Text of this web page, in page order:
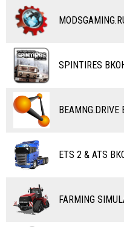
ДРУГИЕ МОДЫ
ДРУГИЕ МОДЫ
МОТОЦИКЛЫ
ВЕЛОСИПЕДЫ
ТАНКИ
ПОЕЗДА
ВОДНЫЙ ТРАНСПОРТ
САМОЛЕТЫ
RC ТРАНСПОРТ
КАРТЫ
КОМБАЙНЫ
ТЮНИНГ
КАРТЫ SPINTIRES
ETS 2 & ATS
FARMING